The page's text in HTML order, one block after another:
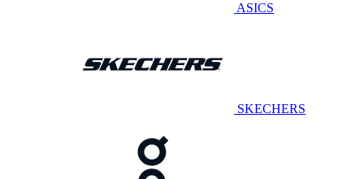
ASICS
SKECHERS